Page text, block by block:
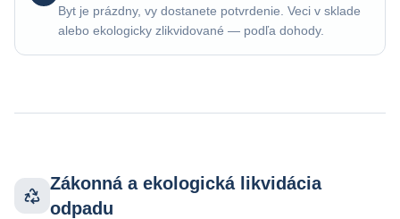
Byt je prázdny, vy dostanete potvrdenie. Veci v sklade
alebo ekologicky zlikvidované — podľa dohody.
Zákonná a ekologická likvidácia
odpadu